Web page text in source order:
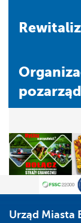
Organizacje
Urząd Miasta